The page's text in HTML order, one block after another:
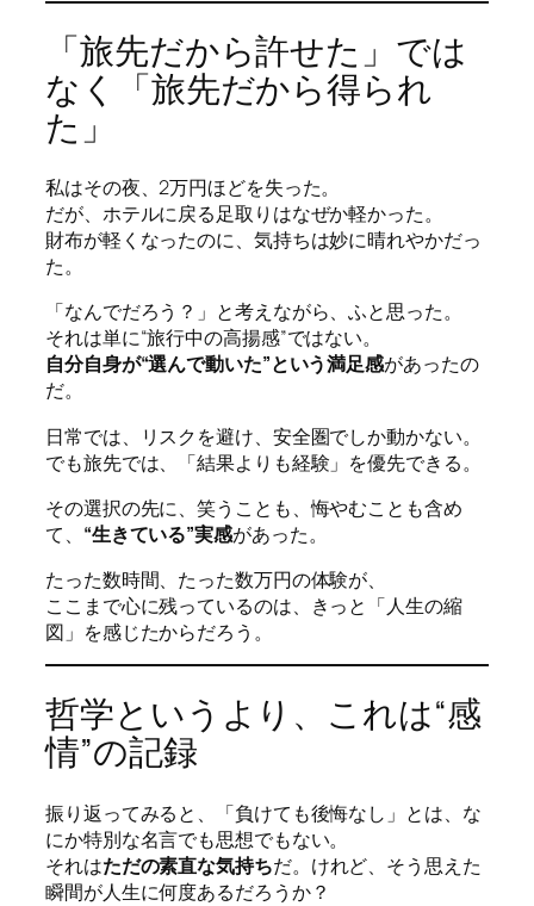
「旅先だから許せた」では
なく「旅先だから得られ
た」
私はその夜、2万円ほどを失った。
だが、ホテルに戻る足取りはなぜか軽かった。
財布が軽くなったのに、気持ちは妙に晴れやかだっ
た。
「なんでだろう？」と考えながら、ふと思った。
それは単に“旅行中の高揚感”ではない。
自分自身が“選んで動いた”という満足感があったの
だ。
日常では、リスクを避け、安全圏でしか動かない。
でも旅先では、「結果よりも経験」を優先できる。
その選択の先に、笑うことも、悔やむことも含め
て、 “生きている”実感があった。
たった数時間、たった数万円の体験が、
ここまで心に残っているのは、きっと「人生の縮
図」を感じたからだろう。
哲学というより、これは“感
情”の記録
振り返ってみると、「負けても後悔なし」とは、な
にか特別な名言でも思想でもない。
それはただの素直な気持ちだ。けれど、そう思えた
瞬間が人生に何度あるだろうか？